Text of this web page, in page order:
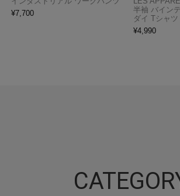
¥7,700
半袖 バイン
ダイ Tシャツ
¥4,990